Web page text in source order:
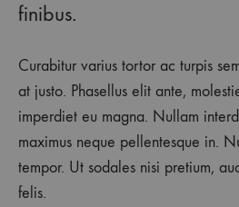
finibus.
Curabitur varius tortor ac turpis
at justo. Phasellus elit ante,
imperdiet eu magna. Nullam
maximus neque pellentesque in.
tempor. Ut sodales nisi pretium,
felis.